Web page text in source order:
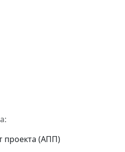
проекта (АПП)